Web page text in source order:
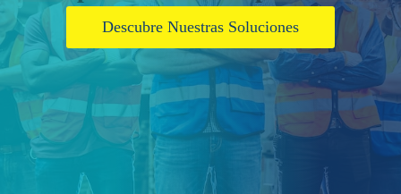
Descubre Nuestras Soluciones